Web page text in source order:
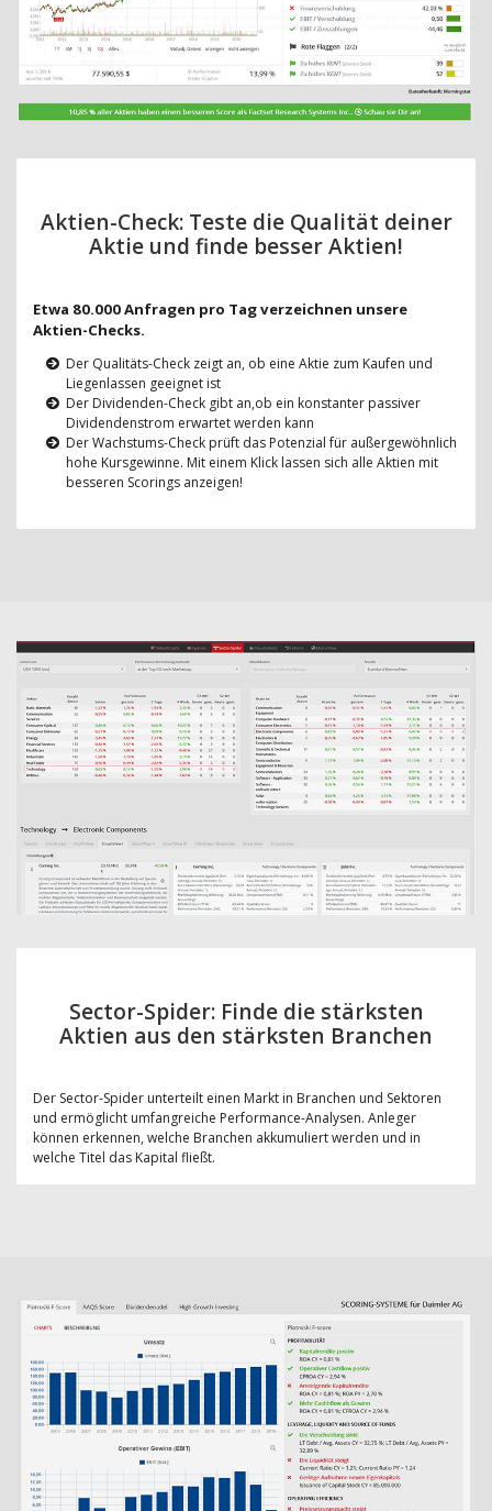
Aktien-Check: Teste die Qualität deiner
Aktie und finde besser Aktien!
Etwa 80.000 Anfragen pro Tag verzeichnen unsere
Aktien-Checks.
Der Qualitäts-Check zeigt an, ob eine Aktie zum Kaufen und
Liegenlassen geeignet ist
Der Dividenden-Check gibt an,ob ein konstanter passiver
Dividendenstrom erwartet werden kann
Der Wachstums-Check prüft das Potenzial für außergewöhnlich
hohe Kursgewinne. Mit einem Klick lassen sich alle Aktien mit
besseren Scorings anzeigen!
Sector-Spider: Finde die stärksten
Aktien aus den stärksten Branchen
Der Sector-Spider unterteilt einen Markt in Branchen und Sektoren
und ermöglicht umfangreiche Performance-Analysen. Anleger
können erkennen, welche Branchen akkumuliert werden und in
welche Titel das Kapital fließt.